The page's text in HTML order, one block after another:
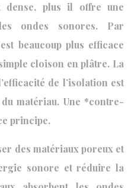
dense, plus il offre une
ondes sonores. Par
beaucoup plus efficace
cloison en plâtre. La
de l’isolation est
matériau. Une *contre-
principe.
des matériaux poreux et
sonore et réduire la